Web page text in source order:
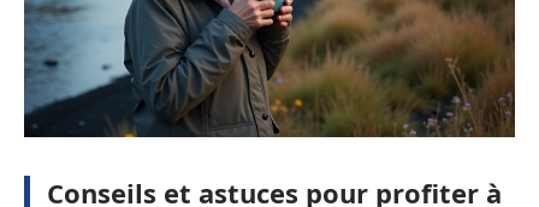
Conseils et astuces pour profiter à